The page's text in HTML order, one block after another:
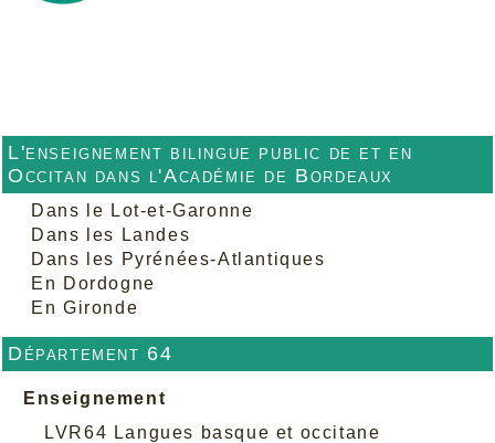
L'enseignement bilingue public de et en
Occitan dans l'Académie de Bordeaux
Dans le Lot-et-Garonne
Dans les Landes
Dans les Pyrénées-Atlantiques
En Dordogne
En Gironde
Département 64
Enseignement
LVR64 Langues basque et occitane